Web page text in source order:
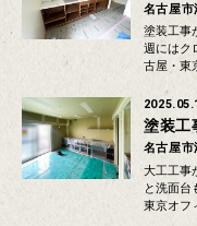
名古屋市
塗装工事
週にはク
古屋・東
塗装工
名古屋市
大工工事
と洗面
東京オフ